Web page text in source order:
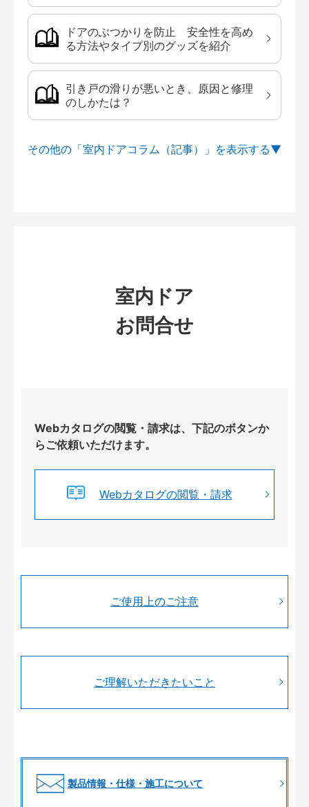
ドアのぶつかりを防止 安全性を高め
る方法やタイプ別のグッズを紹介
引き戸の滑りが悪いとき、原因と修理
のしかたは？
その他の「室内ドアコラム（記事）」を
室内ドア
お問合せ
Webカタログの閲覧・請求は、下記のボタンか
らご依頼いただけます。
Webカタログの閲覧・請求
ご使用上のご注意
ご理解いただきたいこと
製品情報・仕様・施工について